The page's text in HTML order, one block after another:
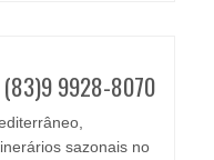
9928-8070
sazonais no